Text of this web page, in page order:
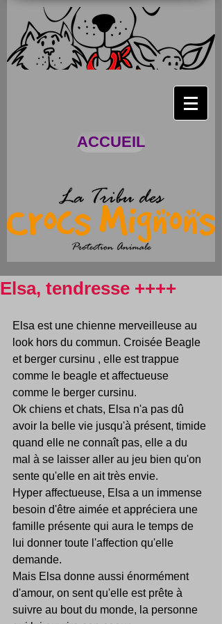
ACCUEIL
Elsa, tendresse ++++
Elsa est une chienne merveilleuse au
look hors du commun. Croisée Beagle
et berger cursinu , elle est trappue
comme le beagle et affectueuse
comme le berger cursinu.
Ok chiens et chats, Elsa n'a pas dû
avoir la belle vie jusqu'à présent, timide
quand elle ne connaît pas, elle a du
mal à se laisser aller au jeu bien qu'on
sente qu'elle en ait très envie.
Hyper affectueuse, Elsa a un immense
besoin d'être aimée et appréciera une
famille présente qui aura le temps de
lui donner toute l'affection qu'elle
demande.
Mais Elsa donne aussi énormément
d'amour, on sent qu'elle est prête à
suivre au bout du monde, la personne